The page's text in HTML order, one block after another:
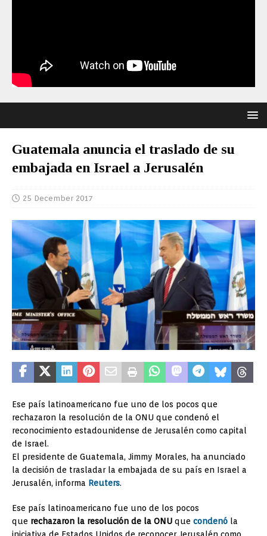
Guatemala anuncia el traslado de su
embajada en Israel a Jerusalén
25 December 2017
Ese país latinoamericano fue uno de los pocos que
rechazaron la resolución de la ONU que condenó el
reconocimiento estadounidense de Jerusalén como capital
de Israel.
El presidente de Guatemala, Jimmy Morales, ha anunciado
la decisión de trasladar la embajada de su país en Israel a
Jerusalén, informa Reuters.
Ese país latinoamericano fue uno de los pocos
que rechazaron la resolución de la ONU que condenó la